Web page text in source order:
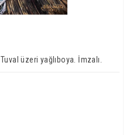
üzeri yağlıboya. İmzalı.